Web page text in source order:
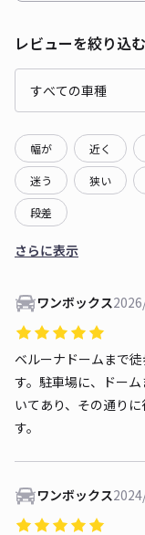
レビューを絞り込む
幅が 近く
迷う 狭い
段差
さらに表示
ワンボックス
ベルーナドームまで
す。駐車場に、ドー
いてあり、その通り
す。
ワンボックス